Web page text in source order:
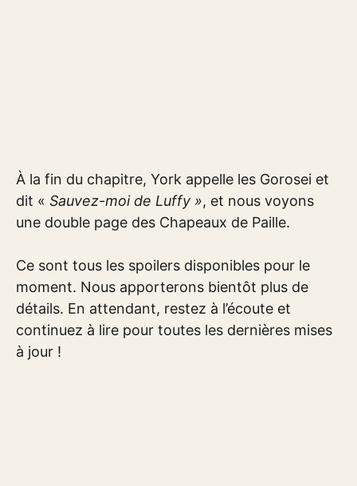
À la fin du chapitre, York appelle les Gorosei et
dit « Sauvez-moi de Luffy », et nous voyons
une double page des Chapeaux de Paille.
Ce sont tous les spoilers disponibles pour le
moment. Nous apporterons bientôt plus de
détails. En attendant, restez à l’écoute et
continuez à lire pour toutes les dernières mises
à jour !